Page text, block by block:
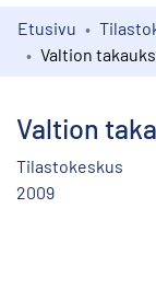
Kokoelmat
Etusivu
Valtion
Tilastokeskus
2009